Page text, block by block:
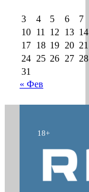
3
4 5 6 7
10 11 12 13 14
17 18 19 20 21
24 25 26 27 28
31
« Фев
18+